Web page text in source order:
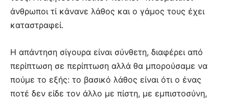
άνθρωποι τί κάνανε λάθος και ο γάμος τους έχει
καταστραφεί.
Η απάντηση σίγουρα είναι σύνθετη, διαφέρει από
περίπτωση σε περίπτωση αλλά θα μπορούσαμε να
πούμε το εξής: το βασικό λάθος είναι ότι ο ένας
ποτέ δεν είδε τον άλλο με πίστη, με εμπιστοσύνη,